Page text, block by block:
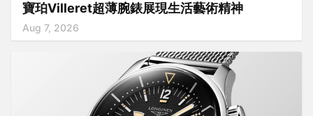
寶珀Villeret超薄腕錶展現生活藝術精神
Aug 7, 2026